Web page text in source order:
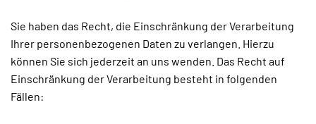
Sie haben das Recht, die Einschränkung der Verarbeitung
Ihrer personenbezogenen Daten zu verlangen. Hierzu
können Sie sich jederzeit an uns wenden. Das Recht auf
Einschränkung der Verarbeitung besteht in folgenden
Fällen: